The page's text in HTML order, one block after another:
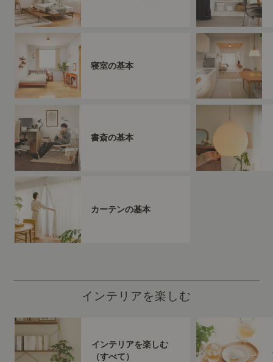
寝室の基本
書斎の基本
カーテンの基本
インテリアを楽しむ
インテリアを楽しむ
（すべて）